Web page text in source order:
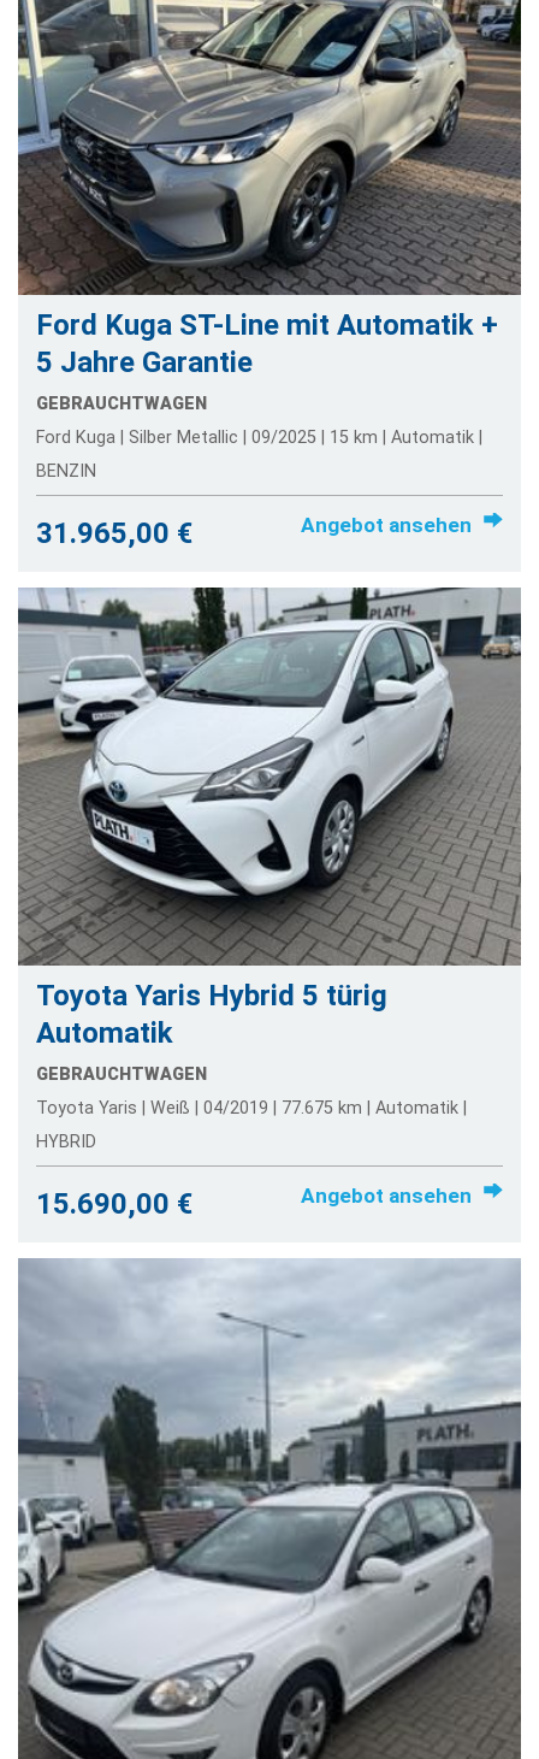
Ford Kuga ST-Line mit Automatik +
5 Jahre Garantie
GEBRAUCHTWAGEN
Ford Kuga | Silber Metallic | 09/2025 | 15 km | Automatik |
BENZIN
31.965,00 € Angebot ansehen
Toyota Yaris Hybrid 5 türig
Automatik
GEBRAUCHTWAGEN
Toyota Yaris | Weiß | 04/2019 | 77.675 km | Automatik |
HYBRID
15.690,00 € Angebot ansehen